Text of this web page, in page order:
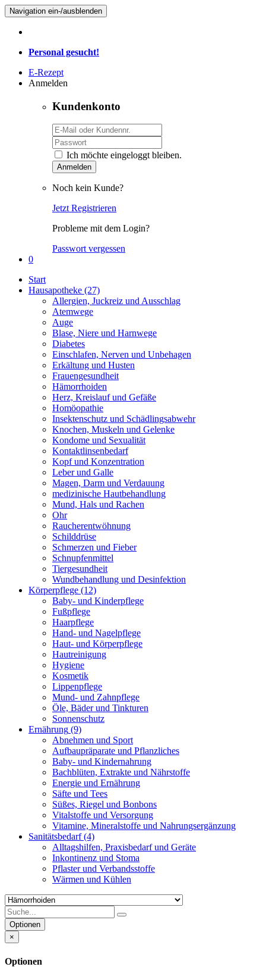
Navigation ein-/ausblenden
Personal gesucht!
E-Rezept
Anmelden
Kundenkonto
Ich möchte eingeloggt bleiben.
Anmelden
Noch kein Kunde?
Jetzt Registrieren
Probleme mit dem Login?
Passwort vergessen
0
Start
Hausapotheke (27)
Allergien, Juckreiz und Ausschlag
Atemwege
Auge
Blase, Niere und Harnwege
Diabetes
Einschlafen, Nerven und Unbehagen
Erkältung und Husten
Frauengesundheit
Hämorrhoiden
Herz, Kreislauf und Gefäße
Homöopathie
Insektenschutz und Schädlingsabwehr
Knochen, Muskeln und Gelenke
Kondome und Sexualität
Kontaktlinsenbedarf
Kopf und Konzentration
Leber und Galle
Magen, Darm und Verdauung
medizinische Hautbehandlung
Mund, Hals und Rachen
Ohr
Raucherentwöhnung
Schilddrüse
Schmerzen und Fieber
Schnupfenmittel
Tiergesundheit
Wundbehandlung und Desinfektion
Körperpflege (12)
Baby- und Kinderpflege
Fußpflege
Haarpflege
Hand- und Nagelpflege
Haut- und Körperpflege
Hautreinigung
Hygiene
Kosmetik
Lippenpflege
Mund- und Zahnpflege
Öle, Bäder und Tinkturen
Sonnenschutz
Ernährung (9)
Abnehmen und Sport
Aufbaupräparate und Pflanzliches
Baby- und Kindernahrung
Bachblüten, Extrakte und Nährstoffe
Energie und Ernährung
Säfte und Tees
Süßes, Riegel und Bonbons
Vitalstoffe und Versorgung
Vitamine, Mineralstoffe und Nahrungsergänzung
Sanitätsbedarf(4)
Alltagshilfen, Praxisbedarf und Geräte
Inkontinenz und Stoma
Pflaster und Verbandsstoffe
Wärmen und Kühlen
Optionen
×
Optionen